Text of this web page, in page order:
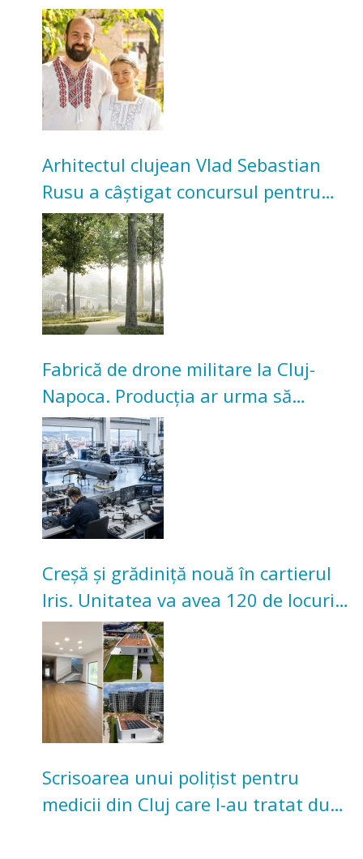
Acum cultivă legume în grădina
bunicilor
Arhitectul clujean Vlad Sebastian
Rusu a câștigat concursul pentru
transformarea Grădinii Casei
Universitarilor
Fabrică de drone militare la Cluj-
Napoca. Producția ar urma să
înceapă în toamna acestui an
Creșă și grădiniță nouă în cartierul
Iris. Unitatea va avea 120 de locuri
pentru copii
Scrisoarea unui polițist pentru
medicii din Cluj care l-au tratat după